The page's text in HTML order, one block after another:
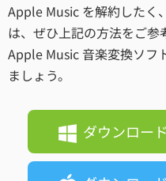
Apple Music を解約したく
は、ぜひ上記の方法をご
Apple Music 音楽変換ソフ
ましょう。
ダウンロード